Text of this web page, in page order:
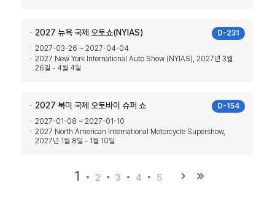
D-231
2027 뉴욕 국제 오토쇼(NYIAS)
2027-03-26 ~ 2027-04-04
2027 New York International Auto Show (NYIAS), 2027년 3월
26일 - 4월 4일
D-154
2027 북미 국제 오토바이 슈퍼 쇼
2027-01-08 ~ 2027-01-10
2027 North American International Motorcycle Supershow,
2027년 1월 8일 - 1월 10일
1 2 3 4 5